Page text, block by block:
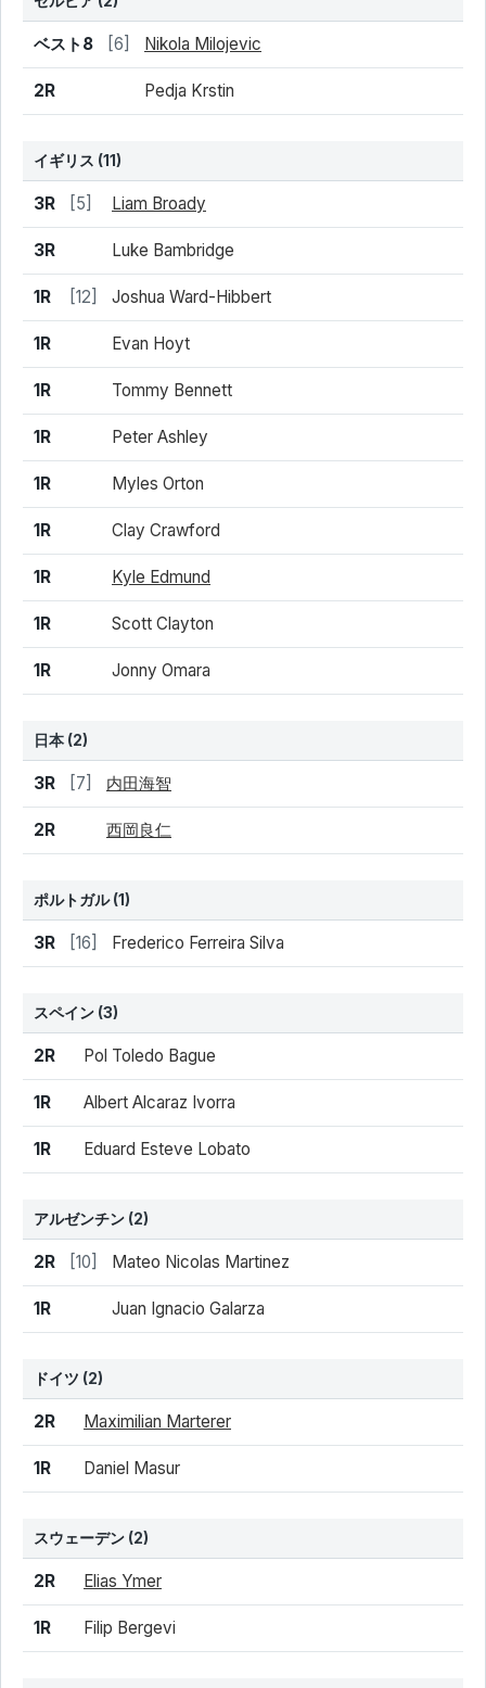
結果 シード 選手名
ベスト8 [6] Nikola Milojevic
2R Pedja Krstin
イギリス (11)
結果 シード 選手名
3R [5] Liam Broady
3R Luke Bambridge
1R [12] Joshua Ward-Hibbert
1R Evan Hoyt
1R Tommy Bennett
1R Peter Ashley
1R Myles Orton
1R Clay Crawford
1R Kyle Edmund
1R Scott Clayton
1R Jonny Omara
日本 (2)
結果 シード 選手名
3R [7] 内田海智
2R 西岡良仁
ポルトガル(1)
結果 シード 選手名
3R [16] Frederico Ferreira Silva
スペイン (3)
結果 シード 選手名
2R Pol Toledo Bague
1R Albert Alcaraz Ivorra
1R Eduard Esteve Lobato
アルゼンチン (2)
結果 シード 選手名
2R [10] Mateo Nicolas Martinez
1R Juan Ignacio Galarza
ドイツ (2)
結果 シード 選手名
2R Maximilian Marterer
1R Daniel Masur
スウェーデン (2)
結果 シード 選手名
2R Elias Ymer
1R Filip Bergevi